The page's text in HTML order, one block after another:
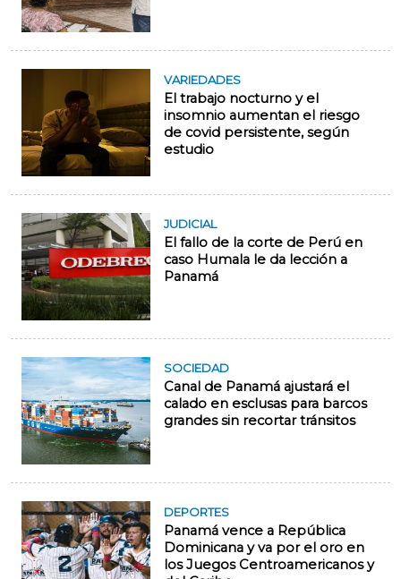
VARIEDADES
El trabajo nocturno y el
insomnio aumentan el riesgo
de covid persistente, según
estudio
JUDICIAL
El fallo de la corte de Perú en
caso Humala le da lección a
Panamá
SOCIEDAD
Canal de Panamá ajustará el
calado en esclusas para barcos
grandes sin recortar tránsitos
DEPORTES
Panamá vence a República
Dominicana y va por el oro en
los Juegos Centroamericanos y